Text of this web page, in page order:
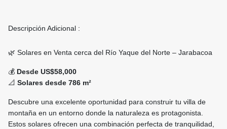
Descripción Adicional :
🌿 Solares en Venta cerca del Río Yaque del Norte – Jarabacoa
💰 Desde US$58,000
📐 Solares desde 786 m²
Descubre una excelente oportunidad para construir tu villa de
montaña en un entorno donde la naturaleza es protagonista.
Estos solares ofrecen una combinación perfecta de tranquilidad,